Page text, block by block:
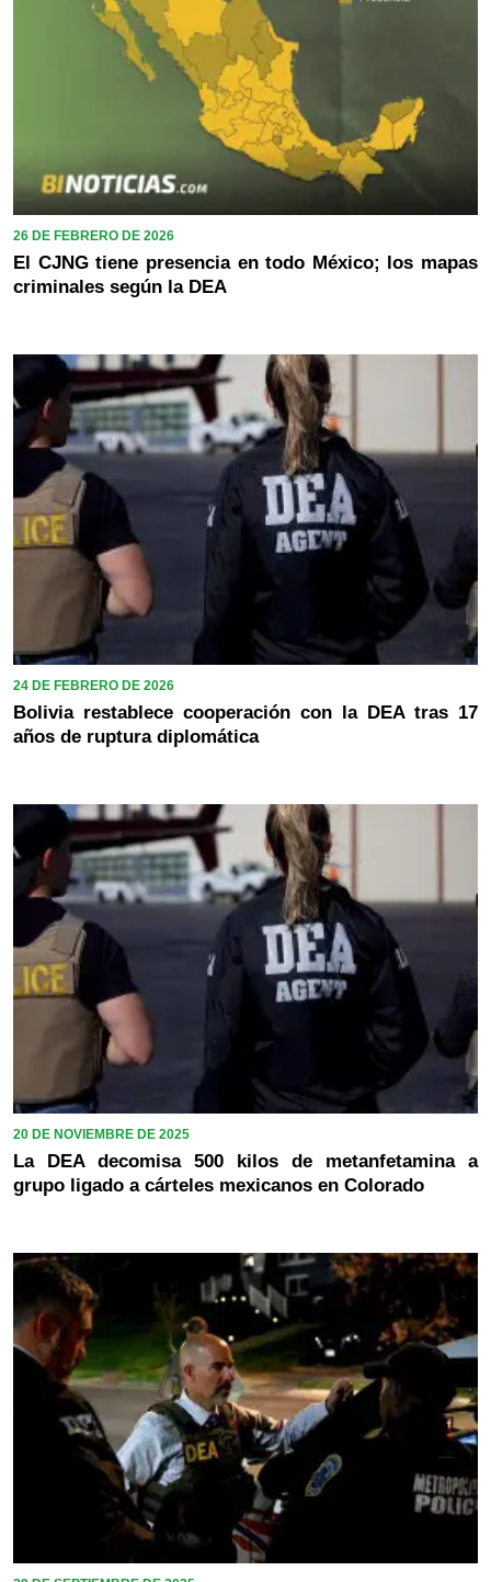
26 DE FEBRERO DE 2026
El CJNG tiene presencia en todo México; los mapas
criminales según la DEA
24 DE FEBRERO DE 2026
Bolivia restablece cooperación con la DEA tras 17
años de ruptura diplomática
20 DE NOVIEMBRE DE 2025
La DEA decomisa 500 kilos de metanfetamina a
grupo ligado a cárteles mexicanos en Colorado